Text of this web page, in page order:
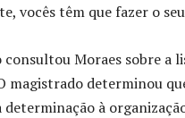
vocês têm que fazer o
Moraes sobre
magistrado determinou
determinação à